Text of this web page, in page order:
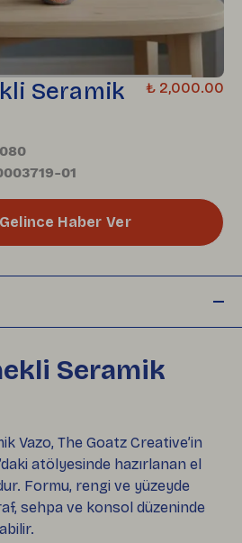
Seramik
₺ 2,000.00
01
Haber Ver
Seramik
Vazo, The Goatz Creative’in
atölyesinde hazırlanan el
Formu, rengi ve yüzeyde
sehpa ve konsol düzeninde